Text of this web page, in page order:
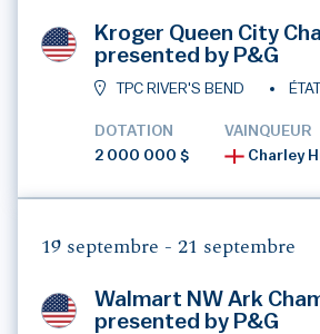
Kroger Queen City
presented by P&G
TPC RIVER'S BEND
DOTATION
2 000 000 $
VAINQUEUR
Charley
19 septembre - 21 septembre
Walmart NW Ark
presented by P&G